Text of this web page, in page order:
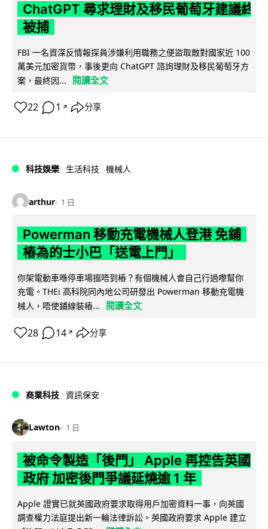
ChatGPT 尋求理財及移民葡萄牙建議終
被捕
FBI 一名資深反情報探員涉嫌利用職務之便盜取敵對國家近 100
萬美元加密貨幣，事後更向 ChatGPT 諮詢理財及移民葡萄牙方
案，最終因...
閱讀全文
22 1 ↗ 分享
科技娛樂 生活科技 機械人
arthur 1 日
Powerman 移動充電機械人登港 免鋪
樁為的士小巴「送電上門」
你架電動車喺停車場搵唔到樁？有個機械人會自己行過嚟幫你
充電。THEi 高科院同內地公司研發出 Powerman 移動充電機
械人，唔使鋪線裝樁...
閱讀全文
28 14 ↗ 分享
商業科技 資訊保安
Lawton 1 日
被命令製造「後門」 Apple 再控告英國
政府 加密後門爭議延燒逾 1 年
Apple 證實已就英國政府要求取得用戶加密資料一事，向英國
調查權力法庭提出新一輪法律訴訟。英國政府要求 Apple 建立